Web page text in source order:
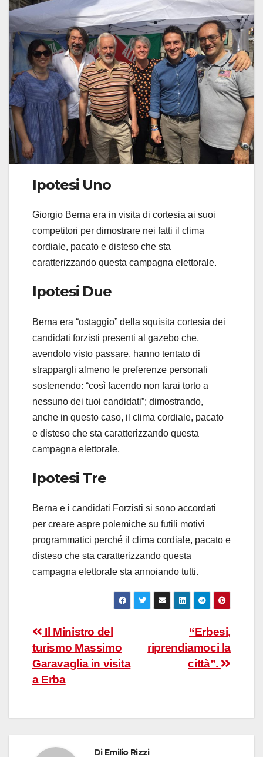
Ipotesi Uno
Giorgio Berna era in visita di cortesia ai suoi
competitori per dimostrare nei fatti il clima
cordiale, pacato e disteso che sta
caratterizzando questa campagna elettorale.
Ipotesi Due
Berna era “ostaggio” della squisita cortesia dei
candidati forzisti presenti al gazebo che,
avendolo visto passare, hanno tentato di
strappargli almeno le preferenze personali
sostenendo: “così facendo non farai torto a
nessuno dei tuoi candidati”; dimostrando,
anche in questo caso, il clima cordiale, pacato
e disteso che sta caratterizzando questa
campagna elettorale.
Ipotesi Tre
Berna e i candidati Forzisti si sono accordati
per creare aspre polemiche su futili motivi
programmatici perché il clima cordiale, pacato e
disteso che sta caratterizzando questa
campagna elettorale sta annoiando tutti.
Navigazione
articoli
“Erbesi,
riprendiamoci la
città”.
Il Ministro del
turismo Massimo
Garavaglia in visita
a Erba
Di Emilio Rizzi